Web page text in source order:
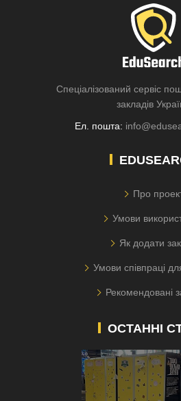
Спеціалізований сервіс
закладів
Ел. пошта:
Про
Умови
Як додати
Умови співпраці
Рекомендовані
ОСТАННІ